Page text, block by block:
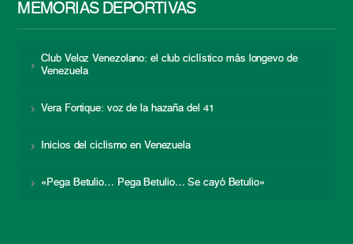
MEMORIAS DEPORTIVAS
Club Veloz Venezolano: el club ciclístico más longevo de
Venezuela
Vera Fortique: voz de la hazaña del 41
Inicios del ciclismo en Venezuela
«Pega Betulio… Pega Betulio… Se cayó Betulio»